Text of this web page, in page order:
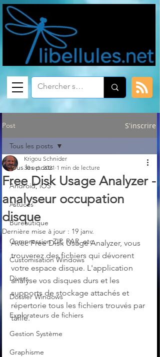
Post S'inscrire
Tous les posts
Android, iOS
Astuces
Bureautique
Compression ZIP, RAR, etc.
Customisation Windows
Divers
Dossier Windows
Explorateurs de fichiers
Gestion Système
Graphisme
Tous les posts
Free Disk Usage Analyzer -
analyseur occupation
disque
Krigou Schnider
30 oct. 2021 1 min de lecture
Dernière mise à jour : 19 janv.
Avec Free Disk Usage Analyzer, vous
trouverez des fichiers qui dévorent
votre espace disque. L'application
analyse vos disques durs et les
supports de stockage attachés et
répertorie tous les fichiers trouvés par
taille.